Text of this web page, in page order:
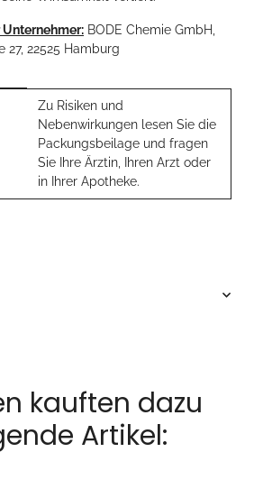
BODE Chemie GmbH,
27, 22525 Hamburg
Zu Risiken und
Nebenwirkungen lesen Sie die
Packungsbeilage und fragen
Sie Ihre Ärztin, Ihren Arzt oder
in Ihrer Apotheke.
kauften dazu
Artikel: